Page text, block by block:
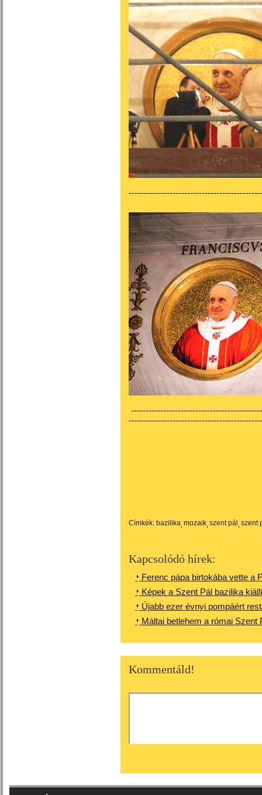
Címkék: bazilika mozaik szent pál szent
Kapcsolódó hírek:
Ferenc pápa birtokába vette a
Képek a Szent Pál bazilika
Újabb ezer évnyi pompáért
Máltai betlehem a római Szent
Kommentáld!